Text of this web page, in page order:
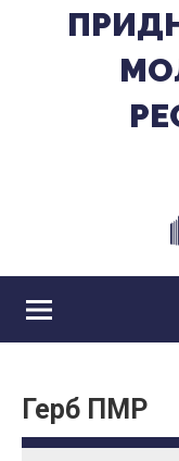
Герб ПМР